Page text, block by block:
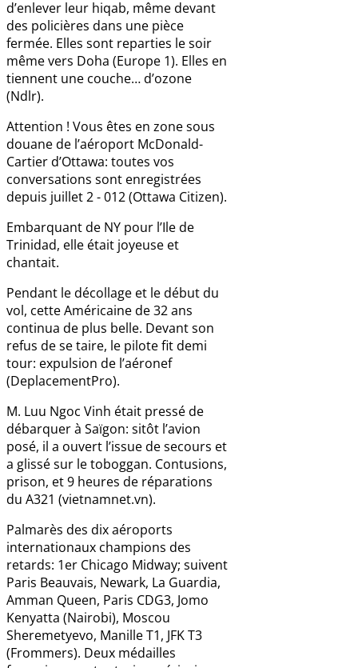
d’enlever leur hiqab, même devant
des policières dans une pièce
fermée. Elles sont reparties le soir
même vers Doha (Europe 1). Elles en
tiennent une couche… d’ozone
(Ndlr).
Attention ! Vous êtes en zone sous
douane de l’aéroport McDonald-
Cartier d’Ottawa: toutes vos
conversations sont enregistrées
depuis juillet 2 - 012 (Ottawa Citizen).
Embarquant de NY pour l’Ile de
Trinidad, elle était joyeuse et
chantait.
Pendant le décollage et le début du
vol, cette Américaine de 32 ans
continua de plus belle. Devant son
refus de se taire, le pilote fit demi
tour: expulsion de l’aéronef
(DeplacementPro).
M. Luu Ngoc Vinh était pressé de
débarquer à Saïgon: sitôt l’avion
posé, il a ouvert l’issue de secours et
a glissé sur le toboggan. Contusions,
prison, et 9 heures de réparations
du A321 (vietnamnet.vn).
Palmarès des dix aéroports
internationaux champions des
retards: 1er Chicago Midway; suivent
Paris Beauvais, Newark, La Guardia,
Amman Queen, Paris CDG3, Jomo
Kenyatta (Nairobi), Moscou
Sheremetyevo, Manille T1, JFK T3
(Frommers). Deux médailles